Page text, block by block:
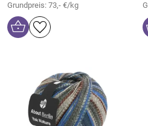
Grundpreis: 73,- €/kg